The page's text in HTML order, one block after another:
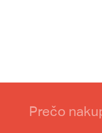
Prečo